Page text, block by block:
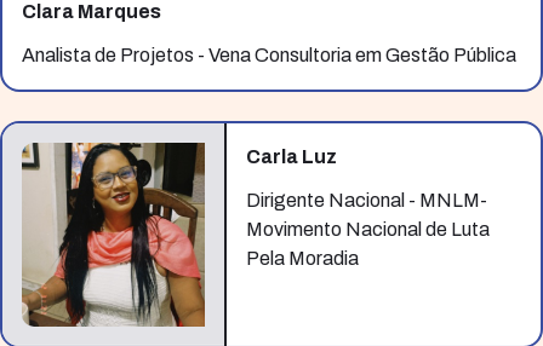
Clara Marques
Analista de Projetos - Vena Consultoria em Gestão Pública
Carla Luz
Dirigente Nacional - MNLM-
Movimento Nacional de Luta
Pela Moradia